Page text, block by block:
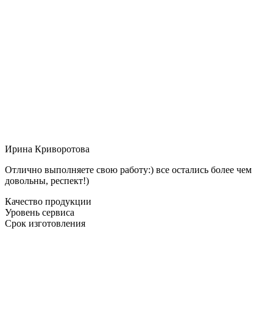
Ирина Криворотова
Отлично выполняете свою работу:) все остались более чем
довольны, респект!)
Качество продукции
Уровень сервиса
Срок изготовления